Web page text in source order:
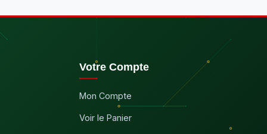
Votre Compte
Mon Compte
Voir le Panier